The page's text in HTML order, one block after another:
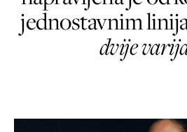
jednostavnim
dvije